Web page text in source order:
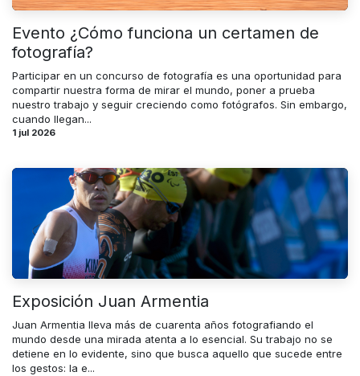
Evento ¿Cómo funciona un certamen de
fotografía?
Participar en un concurso de fotografía es una oportunidad para
compartir nuestra forma de mirar el mundo, poner a prueba
nuestro trabajo y seguir creciendo como fotógrafos. Sin embargo,
cuando llegan...
1 jul 2026
Exposición Juan Armentia
Juan Armentia lleva más de cuarenta años fotografiando el
mundo desde una mirada atenta a lo esencial. Su trabajo no se
detiene en lo evidente, sino que busca aquello que sucede entre
los gestos: la e...